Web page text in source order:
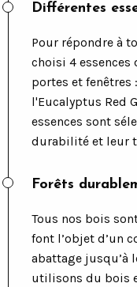
Différentes
Pour répondre à
choisi 4
portes et fenêtres
l'Eucalyptus Red
essences sont
durabilité et leur
Forêts
Tous nos bois
font l’objet d’un
abattage jusqu’à
utilisons du bois